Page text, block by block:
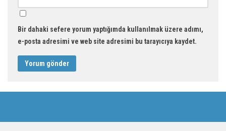
Bir dahaki sefere yorum yaptığımda kullanılmak üzere adımı,
e-posta adresimi ve web site adresimi bu tarayıcıya kaydet.